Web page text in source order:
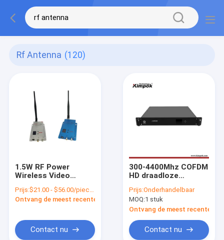
Rf Antenna (120)
1.5W RF Power
Wireless Video
1.5Ghz 1.6Ghz
Videozender en -
grafische
transmissie
Prijs:$21.00 - $56.00/pieces
Ontvang de meest recente Prijs
Contact nu
300-4400Mhz COFDM
HD draadloze
receiver met door de
gebruiker
gedefinieerde AES-
encryptie en BNC-
videoport
Prijs:Onderhandelbaar
MOQ:1 stuk
Ontvang de meest recente
Contact nu